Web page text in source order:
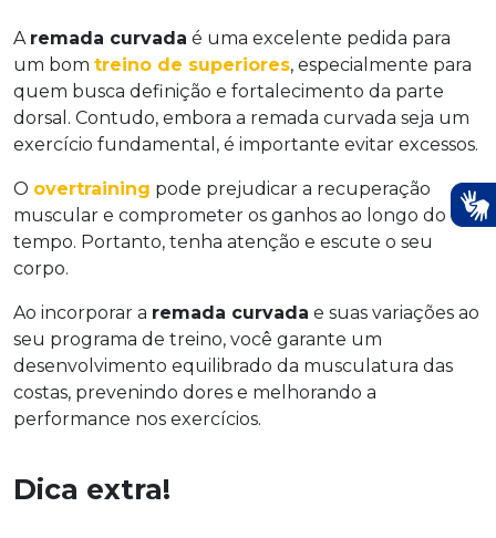
A remada curvada é uma excelente pedida para
um bom treino de superiores, especialmente para
quem busca definição e fortalecimento da parte
dorsal. Contudo, embora a remada curvada seja um
exercício fundamental, é importante evitar excessos.
O overtraining pode prejudicar a recuperação
muscular e comprometer os ganhos ao longo do
tempo. Portanto, tenha atenção e escute o seu
corpo.
Ao incorporar a remada curvada e suas variações ao
seu programa de treino, você garante um
desenvolvimento equilibrado da musculatura das
costas, prevenindo dores e melhorando a
performance nos exercícios.
Dica extra!